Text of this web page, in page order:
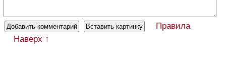
Правила
Наверх ↑